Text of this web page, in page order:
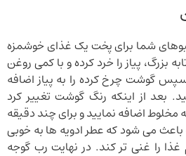
لبوهای شما برای پخت یک غذای خوشمزه
بزرگ، پیاز را خرد کرده و با کمی روغن
گوشت چرخ کرده را به پیاز اضافه
بعد از اینکه رنگ گوشت تغییر کرد
مخلوط اضافه نمایید و برای چند دقیقه
می شود که عطر ادویه ها به خوبی
را غنی تر کند. در نهایت رب گوجه